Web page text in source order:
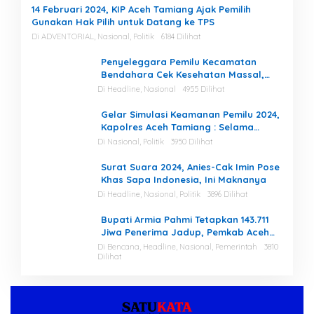
14 Februari 2024, KIP Aceh Tamiang Ajak Pemilih
Gunakan Hak Pilih untuk Datang ke TPS
Di ADVENTORIAL, Nasional, Politik 6184 Dilihat
Penyeleggara Pemilu Kecamatan
Bendahara Cek Kesehatan Massal,
Ketua KIP Aceh Tamiang Beri Apresiasi
Di Headline, Nasional 4955 Dilihat
Gelar Simulasi Keamanan Pemilu 2024,
Kapolres Aceh Tamiang : Selama
Proses, Kami Siap dan Mampu
Di Nasional, Politik 3950 Dilihat
Surat Suara 2024, Anies-Cak Imin Pose
Khas Sapa Indonesia, Ini Maknanya
Di Headline, Nasional, Politik 3896 Dilihat
Bupati Armia Pahmi Tetapkan 143.711
Jiwa Penerima Jadup, Pemkab Aceh
Tamiang Percepat Pemulihan
Pascabencana
Di Bencana, Headline, Nasional, Pemerintah
3810
Dilihat